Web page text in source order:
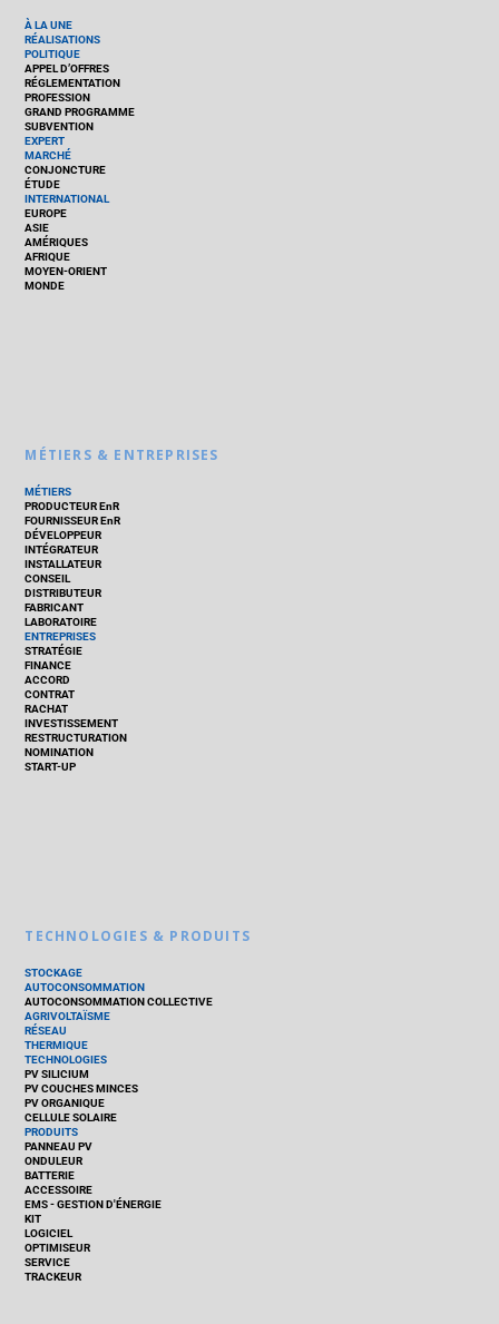
À LA UNE
RÉALISATIONS
POLITIQUE
APPEL D’OFFRES
RÉGLEMENTATION
PROFESSION
GRAND PROGRAMME
SUBVENTION
EXPERT
MARCHÉ
CONJONCTURE
ÉTUDE
INTERNATIONAL
EUROPE
ASIE
AMÉRIQUES
AFRIQUE
MOYEN-ORIENT
MONDE
MÉTIERS & ENTREPRISES
MÉTIERS
PRODUCTEUR EnR
FOURNISSEUR EnR
DÉVELOPPEUR
INTÉGRATEUR
INSTALLATEUR
CONSEIL
DISTRIBUTEUR
FABRICANT
LABORATOIRE
ENTREPRISES
STRATÉGIE
FINANCE
ACCORD
CONTRAT
RACHAT
INVESTISSEMENT
RESTRUCTURATION
NOMINATION
START-UP
TECHNOLOGIES & PRODUITS
STOCKAGE
AUTOCONSOMMATION
AUTOCONSOMMATION COLLECTIVE
AGRIVOLTAÏSME
RÉSEAU
THERMIQUE
TECHNOLOGIES
PV SILICIUM
PV COUCHES MINCES
PV ORGANIQUE
CELLULE SOLAIRE
PRODUITS
PANNEAU PV
ONDULEUR
BATTERIE
ACCESSOIRE
EMS - GESTION D'ÉNERGIE
KIT
LOGICIEL
OPTIMISEUR
SERVICE
TRACKEUR